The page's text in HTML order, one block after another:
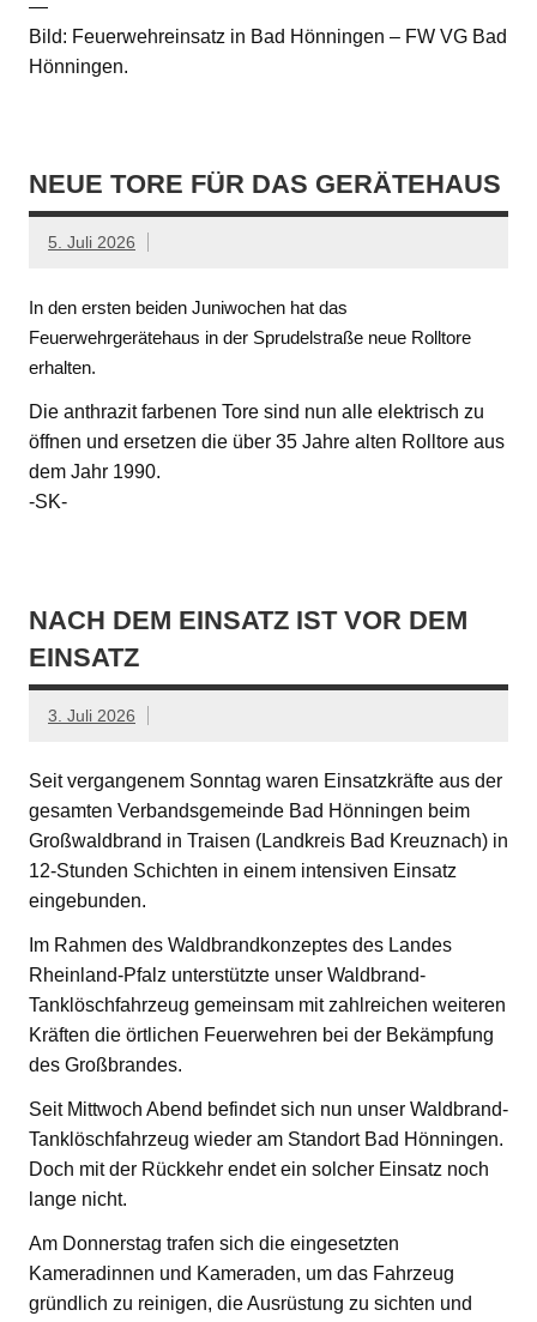
—
Bild: Feuerwehreinsatz in Bad Hönningen – FW VG Bad
Hönningen.
NEUE TORE FÜR DAS GERÄTEHAUS
5. Juli 2026
In den ersten beiden Juniwochen hat das
Feuerwehrgerätehaus in der Sprudelstraße neue Rolltore
erhalten.
Die anthrazit farbenen Tore sind nun alle elektrisch zu
öffnen und ersetzen die über 35 Jahre alten Rolltore aus
dem Jahr 1990.
-SK-
NACH DEM EINSATZ IST VOR DEM
EINSATZ
3. Juli 2026
Seit vergangenem Sonntag waren Einsatzkräfte aus der
gesamten Verbandsgemeinde Bad Hönningen beim
Großwaldbrand in Traisen (Landkreis Bad Kreuznach) in
12-Stunden Schichten in einem intensiven Einsatz
eingebunden.
Im Rahmen des Waldbrandkonzeptes des Landes
Rheinland-Pfalz unterstützte unser Waldbrand-
Tanklöschfahrzeug gemeinsam mit zahlreichen weiteren
Kräften die örtlichen Feuerwehren bei der Bekämpfung
des Großbrandes.
Seit Mittwoch Abend befindet sich nun unser Waldbrand-
Tanklöschfahrzeug wieder am Standort Bad Hönningen.
Doch mit der Rückkehr endet ein solcher Einsatz noch
lange nicht.
Am Donnerstag trafen sich die eingesetzten
Kameradinnen und Kameraden, um das Fahrzeug
gründlich zu reinigen, die Ausrüstung zu sichten und